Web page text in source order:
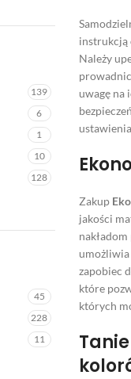
139
6
1
10
128
45
228
11
instrukcją
Należy
uwagę na
Zakup
jakości
umożliwia
zapobiec
które
których